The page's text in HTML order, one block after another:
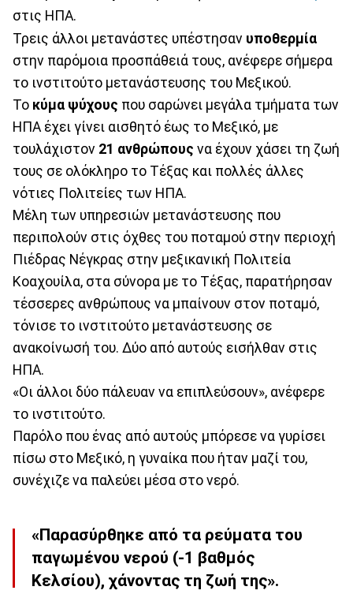
στις ΗΠΑ.
Τρεις άλλοι μετανάστες υπέστησαν υποθερμία
στην παρόμοια προσπάθειά τους, ανέφερε σήμερα
το ινστιτούτο μετανάστευσης του Μεξικού.
Το κύμα ψύχους που σαρώνει μεγάλα τμήματα των
ΗΠΑ έχει γίνει αισθητό έως το Μεξικό, με
τουλάχιστον 21 ανθρώπους να έχουν χάσει τη ζωή
τους σε ολόκληρο το Τέξας και πολλές άλλες
νότιες Πολιτείες των ΗΠΑ.
Μέλη των υπηρεσιών μετανάστευσης που
περιπολούν στις όχθες του ποταμού στην περιοχή
Πιέδρας Νέγκρας στην μεξικανική Πολιτεία
Κοαχουίλα, στα σύνορα με το Τέξας, παρατήρησαν
τέσσερες ανθρώπους να μπαίνουν στον ποταμό,
τόνισε το ινστιτούτο μετανάστευσης σε
ανακοίνωσή του. Δύο από αυτούς εισήλθαν στις
ΗΠΑ.
«Οι άλλοι δύο πάλευαν να επιπλεύσουν», ανέφερε
το ινστιτούτο.
Παρόλο που ένας από αυτούς μπόρεσε να γυρίσει
πίσω στο Μεξικό, η γυναίκα που ήταν μαζί του,
συνέχιζε να παλεύει μέσα στο νερό.
«Παρασύρθηκε από τα ρεύματα του
παγωμένου νερού (-1 βαθμός
Κελσίου), χάνοντας τη ζωή της».